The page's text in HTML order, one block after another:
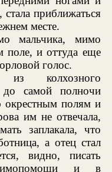
приближаться
месте.
мальчика, мимо
поле, и оттуда еще
голос.
из колхозного
самой полночи
окрестным полям и
им не отвечала,
заплакала, что
а отец стал
видно, писать
и в